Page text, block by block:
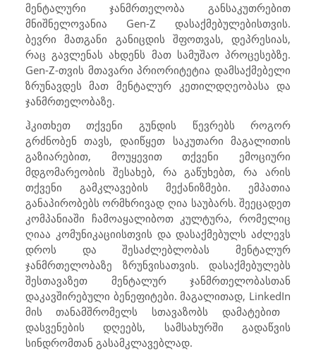
მენტალური ჯანმრთელობა განსაკუთრებით
მნიშნელოვანია Gen-Zდასაქმებულებისთვის.
ბევრი მათგანი განიცდის შფოთვას, დეპრესიას,
რაც გავლენას ახდენს მათ სამუშაო პროცესებზე.
Gen-Z-თვის მთავარი პრიორიტეტია დამსაქმებელი
ზრუნავდეს მათ მენტალურ კეთილდღეობასა და
ჯანმრთელობაზე.
ჰკითხეთ თქვენი გუნდის წევრებს როგორ
გრძნობენ თავს, დაიწყეთ საკუთარი მაგალითის
გაზიარებით, მოუყევით თქვენი ემოციური
მდგომარეობის შესახებ, რა გაწუხებთ, რა არის
თქვენი გამკლავების მექანიზმები. ემპათია
განაპირობებს ორმხრივად ღია საუბარს. შეეცადეთ
კომპანიაში ჩამოაყალიბოთ კულტურა, რომელიც
ღიაა კომუნიკაციისთვის და დასაქმებულს აძლევს
დროს და შესაძლებლობას მენტალურ
ჯანმრთელობაზე ზრუნვისათვის. დასაქმებულებს
შესთავაზეთ მენტალურ ჯანმრთელობასთან
დაკავშირებული ბენეფიტები. მაგალითად, LinkedIn
მის თანამშრომელს სთავაზობს დამატებით
დასვენების დღეებს, სამსახურში გადაწვის
სინდრომთან გასამკლავებლად.